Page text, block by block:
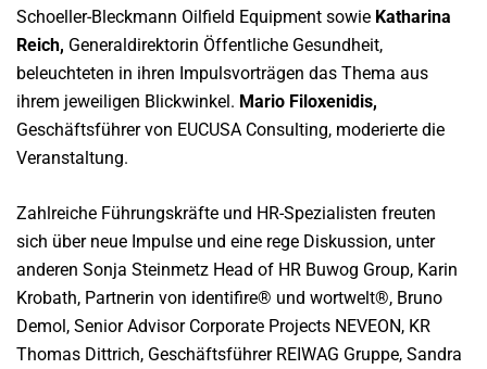
Schoeller-Bleckmann Oilfield Equipment sowie Katharina
Reich, Generaldirektorin Öffentliche Gesundheit,
beleuchteten in ihren Impulsvorträgen das Thema aus
ihrem jeweiligen Blickwinkel. Mario Filoxenidis,
Geschäftsführer von EUCUSA Consulting, moderierte die
Veranstaltung.
Zahlreiche Führungskräfte und HR-Spezialisten freuten
sich über neue Impulse und eine rege Diskussion, unter
anderen Sonja Steinmetz Head of HR Buwog Group, Karin
Krobath, Partnerin von identifire® und wortwelt®, Bruno
Demol, Senior Advisor Corporate Projects NEVEON, KR
Thomas Dittrich, Geschäftsführer REIWAG Gruppe, Sandra